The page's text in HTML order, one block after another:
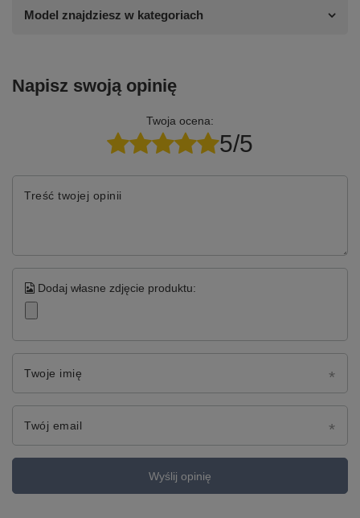
Model znajdziesz w kategoriach
Napisz swoją opinię
Twoja ocena:
5/5
Treść twojej opinii
Dodaj własne zdjęcie produktu:
Twoje imię
Twój email
Wyślij opinię